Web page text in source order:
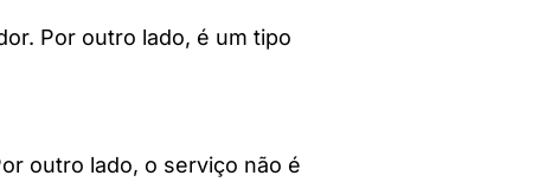
Por outro lado, é um tipo
outro lado, o serviço não é